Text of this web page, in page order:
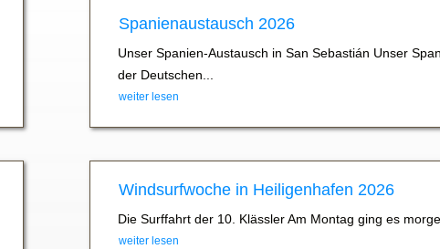
Spanienaustausch 2026
Unser Spanien-Austausch in San Sebastián Unser
der Deutschen...
weiter lesen
Windsurfwoche in Heiligenhafen 2026
Die Surffahrt der 10. Klässler Am Montag ging es
weiter lesen